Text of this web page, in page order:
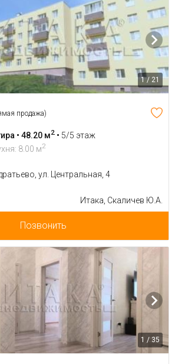
1 / 21
продажа)
• 48.20 м2 • 5/5 этаж
8.00 м2
ул. Центральная, 4
Итака, Скаличев Ю.А.
Позвонить
1 / 35